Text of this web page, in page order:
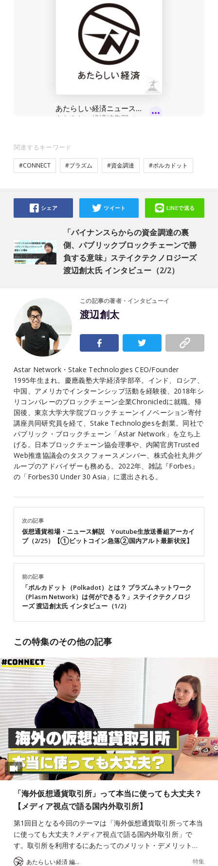
関連するキーワード
#CONNECT #プラズム #資金調達 #ポルカドット
「バイナンスらからの資金調達の裏
側、パブリックブロックチェーンで勝
負する意味」ステイクテクノロジーズ
渡辺創太氏 インタビュー（2/2）
シェア ツイート LINEで送る
この記事の著者・インタビューイ
渡辺創太
Astar Network・Stake Technologies CEO/Founder
1995年生まれ。慶應義塾大学経済学部卒。インド、ロシア、
中国、アメリカでインターンシップ活動を経験後、2018年シ
リコンバレーのブロックチェーン企業Chronicledに就職。帰
国後、東京大学大学院ブロックチェーンイノベーション寄付
講座共同研究員を経て、Stake Technologiesを創業。同社で
パブリック・ブロックチェーン「Astar Network」を立ち上
げる。日本ブロックチェーン協会理事や、内閣官房Trusted
Web推進協議会のタスクフォースメンバー、株式会社丸井グ
ループのアドバイザーも務める。2022年、雑誌『Forbes』
の「Forbes30 Under 30 Asia」に選出される。
前の記事
「ポルカドット（Polkadot）とは？ プラズムネットワーク
（Plasm Network）は何ができる？」ステイクテクノロジ
ーズ 渡辺創太氏 インタビュー（1/2）
次の記事
仮想通貨相場・ニュース解説 Youtube生放送番組アーカイ
ブ（2/25）【①ビットコイン急落②国内アルト最新状況】
この特集のその他の記事
「海外仮想通貨取引所」って本当に使っても大丈夫？
【メディア視点で語る国内外取引所】
第1回目となる今回のテーマは「海外仮想通貨取引所って本当
に使っても大丈夫？メディア視点で語る国内外取引所」で
す。取引所を利用するにあたってのメリット・デメリット…
あたらしい経済 編集部 特集